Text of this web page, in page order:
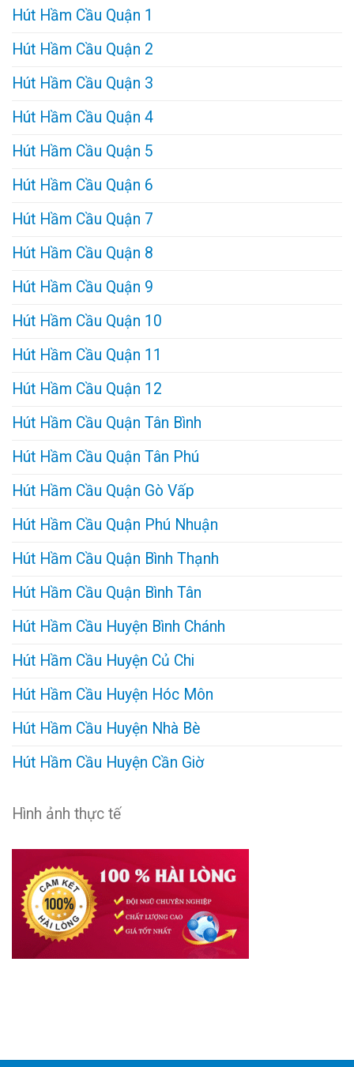
Hút Hầm Cầu Quận 1
Hút Hầm Cầu Quận 2
Hút Hầm Cầu Quận 3
Hút Hầm Cầu Quận 4
Hút Hầm Cầu Quận 5
Hút Hầm Cầu Quận 6
Hút Hầm Cầu Quận 7
Hút Hầm Cầu Quận 8
Hút Hầm Cầu Quận 9
Hút Hầm Cầu Quận 10
Hút Hầm Cầu Quận 11
Hút Hầm Cầu Quận 12
Hút Hầm Cầu Quận Tân Bình
Hút Hầm Cầu Quận Tân Phú
Hút Hầm Cầu Quận Gò Vấp
Hút Hầm Cầu Quận Phú Nhuận
Hút Hầm Cầu Quận Bình Thạnh
Hút Hầm Cầu Quận Bình Tân
Hút Hầm Cầu Huyện Bình Chánh
Hút Hầm Cầu Huyện Củ Chi
Hút Hầm Cầu Huyện Hóc Môn
Hút Hầm Cầu Huyện Nhà Bè
Hút Hầm Cầu Huyện Cần Giờ
Hình ảnh thực tế